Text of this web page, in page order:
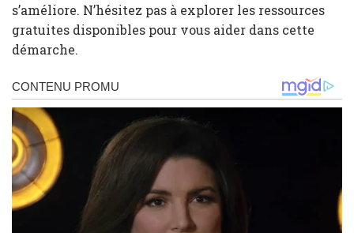
s’améliore. N’hésitez pas à explorer les ressources
gratuites disponibles pour vous aider dans cette
démarche.